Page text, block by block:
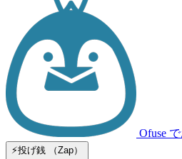
Ofuse
⚡️投げ銭 （Zap）